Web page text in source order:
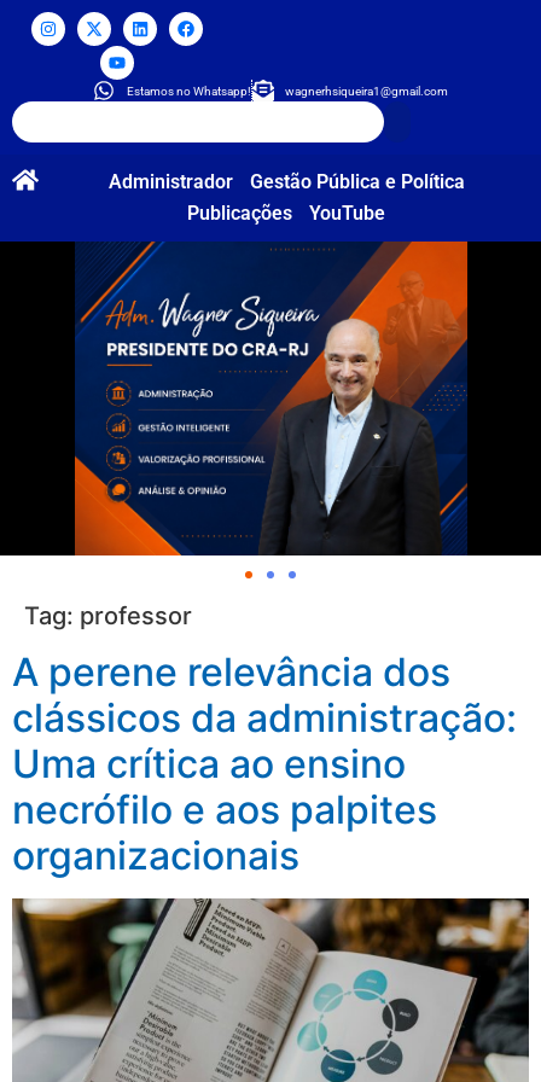
Estamos no Whatsapp! wagnerhsiqueira1@gmail.com
Administrador
Gestão Pública e Política
Publicações
YouTube
Tag: professor
A perene relevância dos
clássicos da administração:
Uma crítica ao ensino
necrófilo e aos palpites
organizacionais